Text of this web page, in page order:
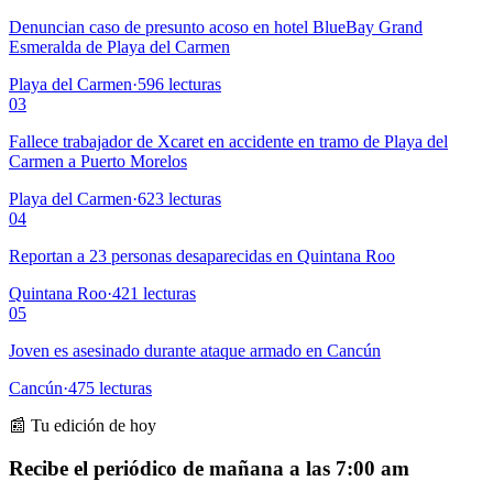
Denuncian caso de presunto acoso en hotel BlueBay Grand
Esmeralda de Playa del Carmen
Playa del Carmen·596 lecturas
03
Fallece trabajador de Xcaret en accidente en tramo de Playa del
Carmen a Puerto Morelos
Playa del Carmen·623 lecturas
04
Reportan a 23 personas desaparecidas en Quintana Roo
Quintana Roo·421 lecturas
05
Joven es asesinado durante ataque armado en Cancún
Cancún·475 lecturas
📰 Tu edición de hoy
Recibe el periódico de mañana a las 7:00 am